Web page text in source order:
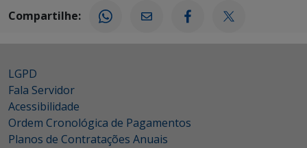
Compartilhe:
LGPD
Fala Servidor
Acessibilidade
Ordem Cronológica de Pagamentos
Planos de Contratações Anuais